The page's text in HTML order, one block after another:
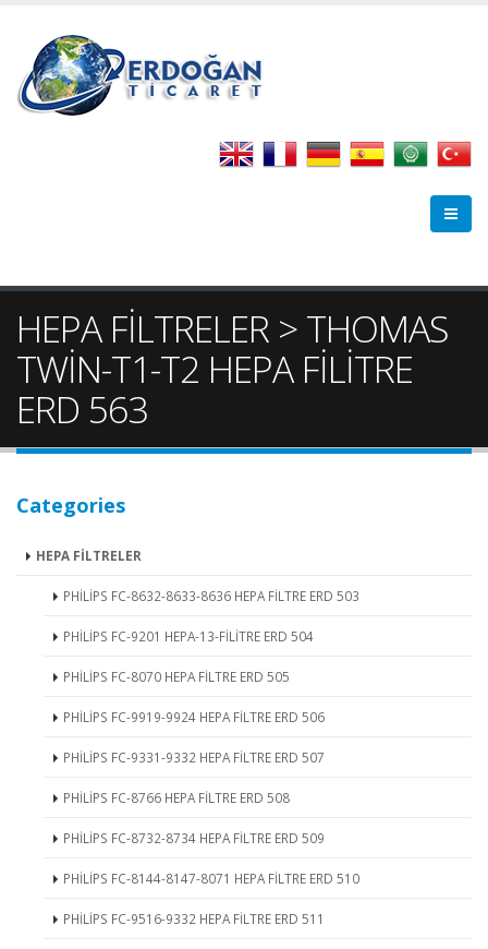
HEPA FİLTRELER > THOMAS
TWİN-T1-T2 HEPA FİLİTRE
ERD 563
Categories
HEPA FİLTRELER
PHİLİPS FC-8632-8633-8636 HEPA FİLTRE ERD 503
PHİLİPS FC-9201 HEPA-13-FİLİTRE ERD 504
PHİLİPS FC-8070 HEPA FİLTRE ERD 505
PHİLİPS FC-9919-9924 HEPA FİLTRE ERD 506
PHİLİPS FC-9331-9332 HEPA FİLTRE ERD 507
PHİLİPS FC-8766 HEPA FİLTRE ERD 508
PHİLİPS FC-8732-8734 HEPA FİLTRE ERD 509
PHİLİPS FC-8144-8147-8071 HEPA FİLTRE ERD 510
PHİLİPS FC-9516-9332 HEPA FİLTRE ERD 511